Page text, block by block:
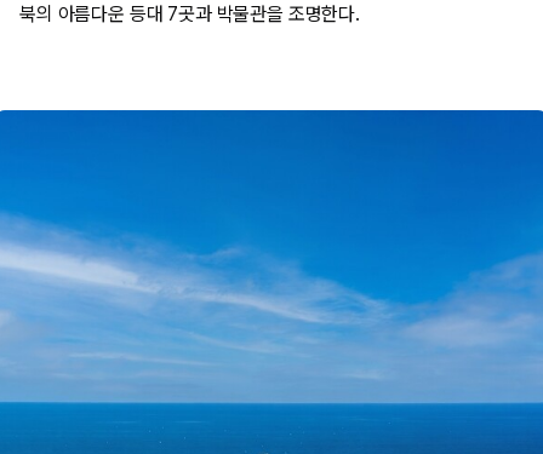
북의 아름다운 등대 7곳과 박물관을 조명한다.